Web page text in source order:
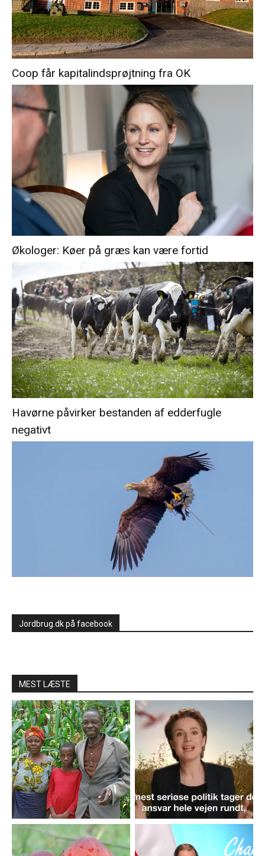
Coop får kapitalindsprøjtning fra OK
Økologer: Køer på græs kan være fortid
Havørne påvirker bestanden af edderfugle
negativt
Jordbrug.dk på facebook
MEST LÆSTE